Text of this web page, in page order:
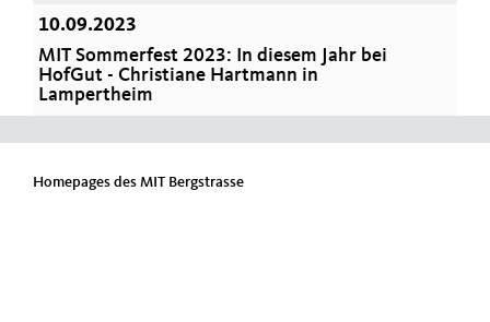
10.09.2023
MIT Sommerfest 2023: In diesem Jahr bei
HofGut - Christiane Hartmann in
Lampertheim
Homepages des MIT Bergstrasse